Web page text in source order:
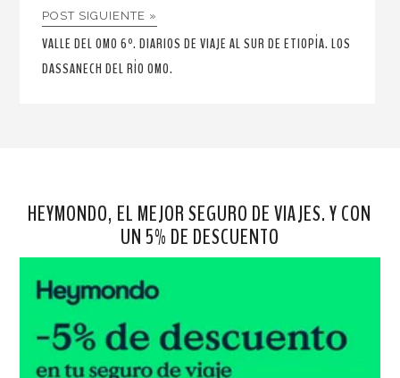
POST SIGUIENTE »
VALLE DEL OMO 6º. DIARIOS DE VIAJE AL SUR DE ETIOPÍA. LOS
DASSANECH DEL RÍO OMO.
HEYMONDO, EL MEJOR SEGURO DE VIAJES. Y CON
UN 5% DE DESCUENTO